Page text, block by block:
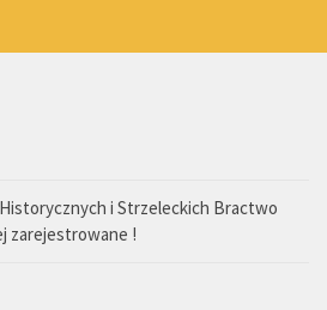
i Strzeleckich Bractwo
zarejestrowane !